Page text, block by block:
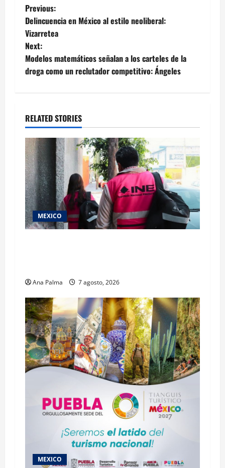
Post
navigation
Previous:
Delincuencia en México al estilo neoliberal:
Vizarretea
Next:
Modelos matemáticos señalan a los carteles de la
droga como un reclutador competitivo: Ángeles
RELATED STORIES
MEXICO
Ana Palma 7 agosto, 2026
MEXICO